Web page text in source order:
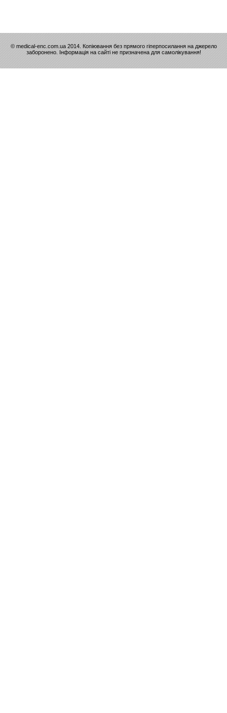
© medical-enc.com.ua 2014. Копіювання без прямого гіперпосилання на джерело
заборонено. Інформація на сайті не призначена для самолікування!